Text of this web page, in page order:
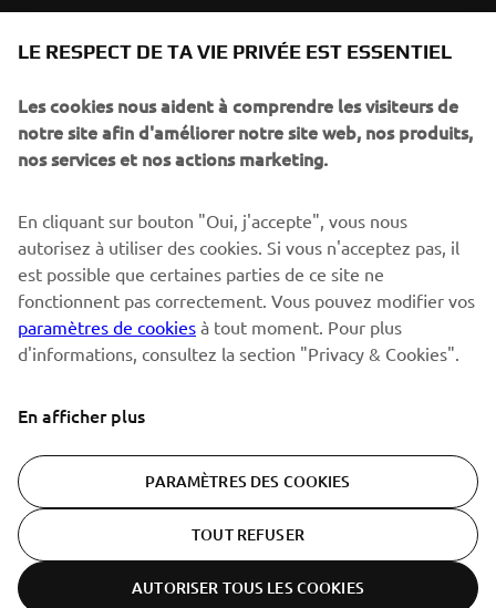
spéciaux, les lancements de produits, etc.
S'ABONNER
Lisez notre politique de confidentialité pour savoir comment
nous traitons vos données personnelles : Politique de
Confidentialité
© Copyright - 2026 Yamaha Motor Europe N.V. - All Rights
Reserved
Politique de confidentialité
LE RESPECT DE TA VIE PRIVÉE EST ESSENTIEL
Les cookies nous aident à comprendre les visiteurs de
notre site afin d'améliorer notre site web, nos produits,
nos services et nos actions marketing.
En cliquant sur bouton "Oui, j'accepte", vous nous
autorisez à utiliser des cookies. Si vous n'acceptez pas, il
est possible que certaines parties de ce site ne
fonctionnent pas correctement. Vous pouvez modifier vos
paramètres de cookies à tout moment. Pour plus
d'informations, consultez la section "Privacy & Cookies".
En afficher plus
PARAMÈTRES DES COOKIES
TOUT REFUSER
AUTORISER TOUS LES COOKIES